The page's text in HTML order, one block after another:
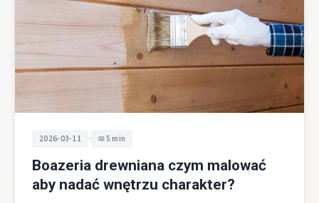
2026-03-11 • 5 min
Boazeria drewniana czym malować
aby nadać wnętrzu charakter?